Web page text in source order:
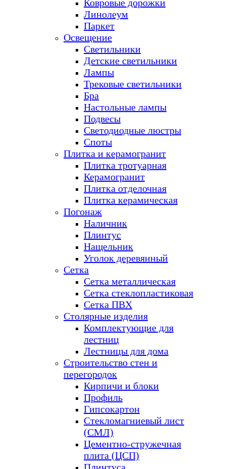
Ковровые дорожки
Линолеум
Паркет
Освещение
Светильники
Детские светильники
Лампы
Трековые светильники
Бра
Настольные лампы
Подвесы
Светодиодные люстры
Споты
Плитка и керамогранит
Плитка тротуарная
Керамогранит
Плитка отделочная
Плитка керамическая
Погонаж
Наличник
Плинтус
Нащельник
Уголок деревянный
Сетка
Сетка металлическая
Сетка стеклопластиковая
Сетка ПВХ
Столярные изделия
Комплектующие для
лестниц
Лестницы для дома
Строительство стен и
перегородок
Кирпичи и блоки
Профиль
Гипсокартон
Стекломагниевый лист
(СМЛ)
Цементно-стружечная
плита (ЦСП)